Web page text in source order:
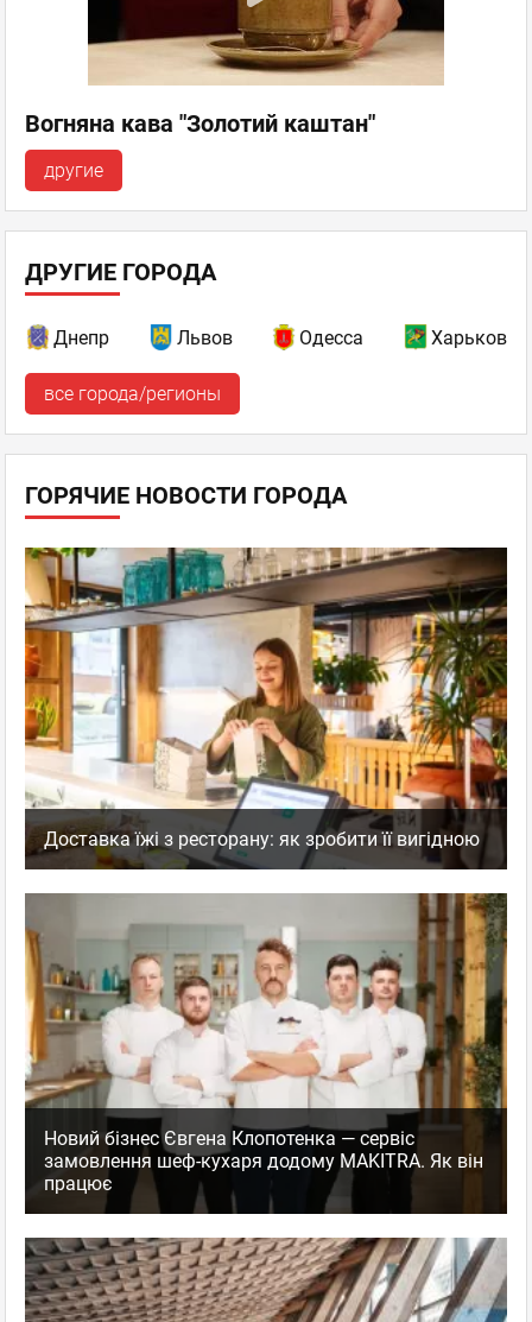
Вогняна кава "Золотий каштан"
другие
ДРУГИЕ ГОРОДА
Днепр Львов Одесса Харьков
все города/регионы
ГОРЯЧИЕ НОВОСТИ ГОРОДА
Доставка їжі з ресторану: як зробити її вигідною
Новий бізнес Євгена Клопотенка — сервіс
замовлення шеф-кухаря додому MAKITRA. Як він
працює